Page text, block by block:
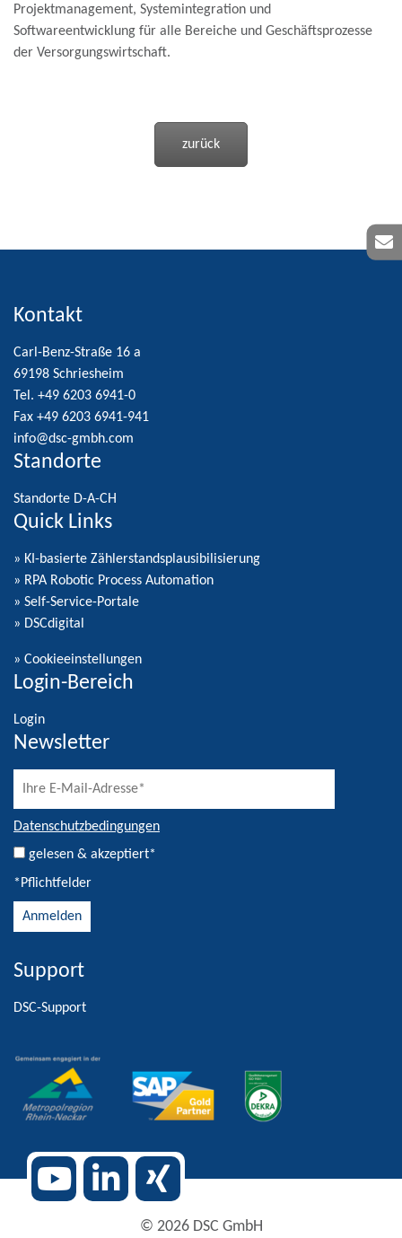
Projektmanagement, Systemintegration und
Softwareentwicklung für alle Bereiche und Geschäftsprozesse
der Versorgungswirtschaft.
zurück
Kontakt
Carl-Benz-Straße 16 a
69198 Schriesheim
Tel. +49 6203 6941-0
Fax +49 6203 6941-941
info@dsc-gmbh.com
Standorte
Standorte D-A-CH
Quick Links
» KI-basierte Zählerstandsplausibilisierung
» RPA Robotic Process Automation
» Self-Service-Portale
» DSCdigital
» Cookieeinstellungen
Login-Bereich
Login
Newsletter
Datenschutzbedingungen
gelesen & akzeptiert*
*Pflichtfelder
Alternative:
Support
DSC-Support
© 2026 DSC GmbH